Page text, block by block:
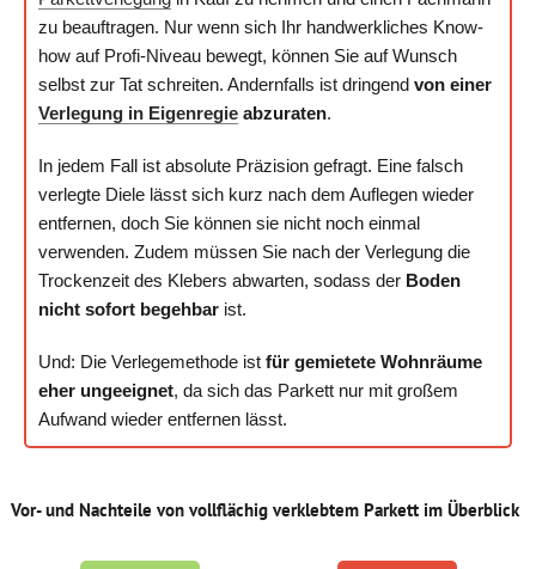
zu beauftragen. Nur wenn sich Ihr handwerkliches Know-
how auf Profi-Niveau bewegt, können Sie auf Wunsch
selbst zur Tat schreiten. Andernfalls ist dringend von einer
Verlegung in Eigenregieabzuraten.
In jedem Fall ist absolute Präzision gefragt. Eine falsch
verlegte Diele lässt sich kurz nach dem Auflegen wieder
entfernen, doch Sie können sie nicht noch einmal
verwenden. Zudem müssen Sie nach der Verlegung die
Trockenzeit des Klebers abwarten, sodass der Boden
nicht sofort begehbarist.
Und: Die Verlegemethode ist für gemietete Wohnräume
eher ungeeignet, da sich das Parkett nur mit großem
Aufwand wieder entfernen lässt.
Vor- und Nachteile von vollflächig verklebtem Parkett im Überblick